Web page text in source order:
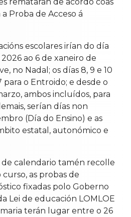
Proba de Acceso á
escolares irían do día
ao 6 de xaneiro de
no Nadal; os días 8, 9 e 10
o Entroido; e desde o
ambos incluídos, para
serían días non
(Día do Ensino) e as
estatal, autonómico e
calendario tamén recolle
as probas de
fixadas polo Goberno
Lei de educación LOMLOE
terán lugar entre o 26